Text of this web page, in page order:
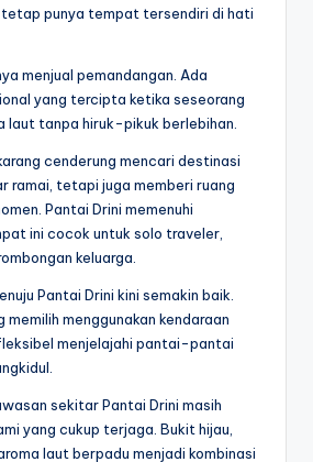
punya tempat tersendiri di hati
menjual pemandangan. Ada
yang tercipta ketika seseorang
laut tanpa hiruk-pikuk berlebihan.
cenderung mencari destinasi
ramai, tetapi juga memberi ruang
Pantai Drini memenuhi
ini cocok untuk solo traveler,
keluarga.
Pantai Drini kini semakin baik.
memilih menggunakan kendaraan
menjelajahi pantai-pantai
sekitar Pantai Drini masih
yang cukup terjaga. Bukit hijau,
laut berpadu menjadi kombinasi